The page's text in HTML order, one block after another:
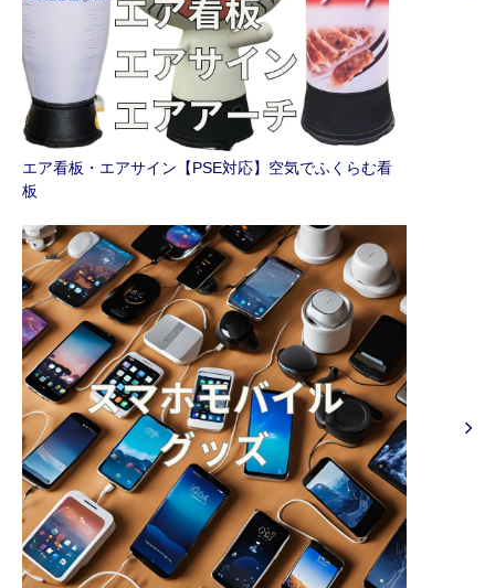
エア看板・エアサイン【PSE対応】空気でふくらむ看
板